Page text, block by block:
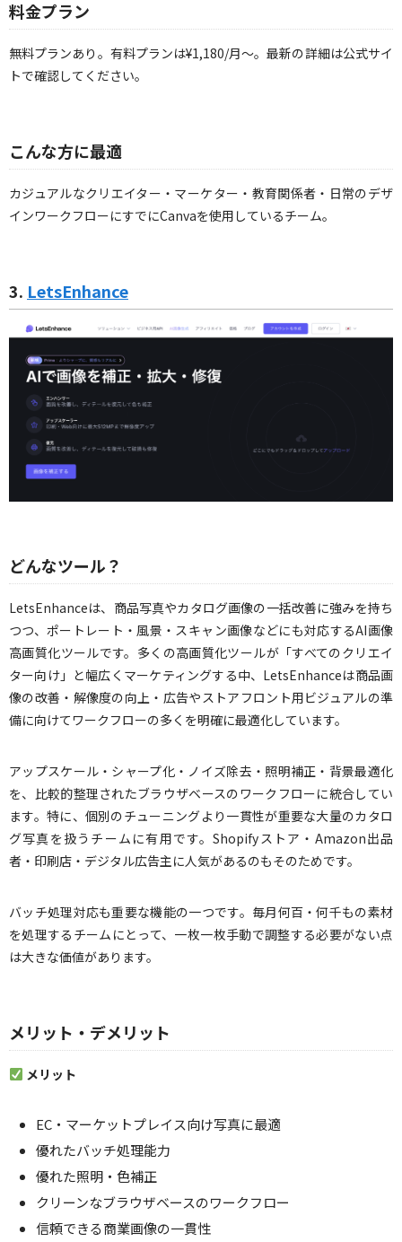
料金プラン
無料プランあり。有料プランは¥1,180/月〜。最新の詳細は公式サイ
トで確認してください。
こんな方に最適
カジュアルなクリエイター・マーケター・教育関係者・日常のデザ
インワークフローにすでにCanvaを使用しているチーム。
3. LetsEnhance
どんなツール？
LetsEnhanceは、商品写真やカタログ画像の一括改善に強みを持ち
つつ、ポートレート・風景・スキャン画像などにも対応するAI画像
高画質化ツールです。多くの高画質化ツールが「すべてのクリエイ
ター向け」と幅広くマーケティングする中、LetsEnhanceは商品画
像の改善・解像度の向上・広告やストアフロント用ビジュアルの準
備に向けてワークフローの多くを明確に最適化しています。
アップスケール・シャープ化・ノイズ除去・照明補正・背景最適化
を、比較的整理されたブラウザベースのワークフローに統合してい
ます。特に、個別のチューニングより一貫性が重要な大量のカタロ
グ写真を扱うチームに有用です。Shopifyストア・Amazon出品
者・印刷店・デジタル広告主に人気があるのもそのためです。
バッチ処理対応も重要な機能の一つです。毎月何百・何千もの素材
を処理するチームにとって、一枚一枚手動で調整する必要がない点
は大きな価値があります。
メリット・デメリット
メリット
EC・マーケットプレイス向け写真に最適
優れたバッチ処理能力
優れた照明・色補正
クリーンなブラウザベースのワークフロー
信頼できる商業画像の一貫性